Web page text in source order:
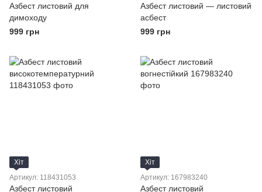
Азбест листовий для
димоходу
999 грн
Азбест листовий — листовий
асбест
999 грн
Хіт
Артикул: 118431053
Азбест листовий
Хіт
Артикул: 167983240
Азбест листовий